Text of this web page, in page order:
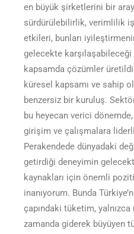
en büyük şirketlerini bir
sürdürülebilirlik, verimlilik iş
etkileri, bunları
gelecekte
kapsamda çözümler
küresel kapsamı ve sahip
benzersiz bir kuruluş.
bu heyecan verici
girişim ve çalışmalara
Perakendede dünyadaki
getirdiği deneyimin
kaynakları için önemli
inanıyorum. Bunda
çapındaki tüketim, yalnızca
zamanda giderek büyüyen